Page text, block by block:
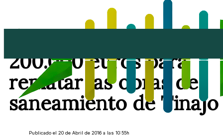
200.000 euros para
rematar las obras de
saneamiento de Tinajo
Publicado el 20 de Abril de 2016 a las 10:55h